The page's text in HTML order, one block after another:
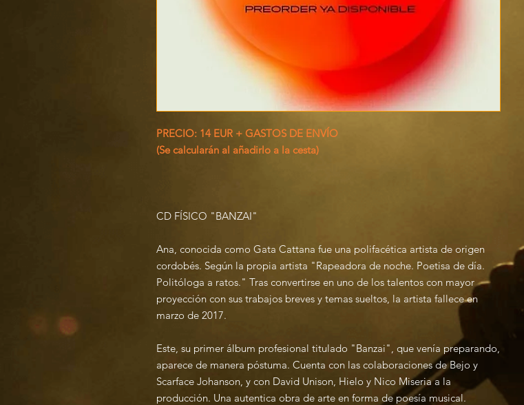
PRECIO: 14 EUR + GASTOS DE ENVÍO
(Se calcularán al añadirlo a la cesta)
CD FÍSICO "BANZAI"
Ana, conocida como Gata Cattana fue una polifacética artista de origen
cordobés. Según la propia artista "Rapeadora de noche. Poetisa de día.
Politóloga a ratos." Tras convertirse en uno de los talentos con mayor
proyección con sus trabajos breves y temas sueltos, la artista fallece en
marzo de 2017.
Este, su primer álbum profesional titulado "Banzai", que venía preparando,
aparece de manera póstuma. Cuenta con las colaboraciones de Bejo y
Scarface Johanson, y con David Unison, Hielo y Nico Miseria a la
producción. Una autentica obra de arte en forma de poesía musical.